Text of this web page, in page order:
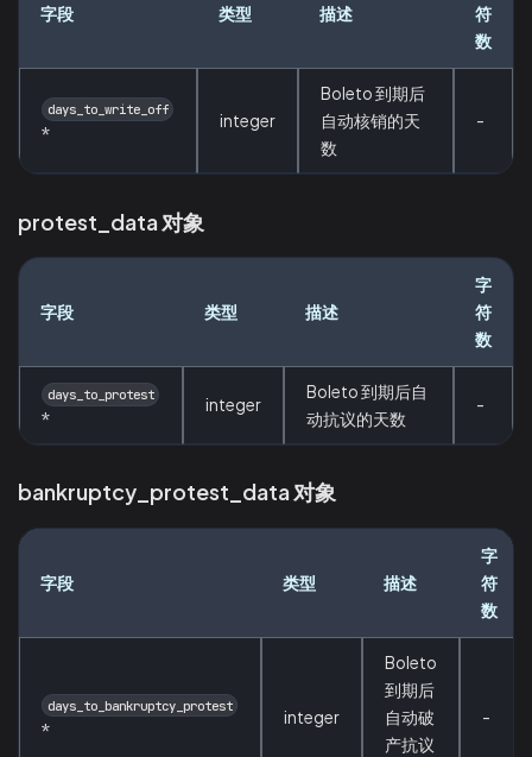
字段 类型 描述
符
数
days_to_write_off
*
integer
Boleto 到期后
自动核销的天
数
-
protest_data 对象
字段 类型 描述
字
符
数
days_to_protest
*
integer
Boleto 到期后自
动抗议的天数
-
bankruptcy_protest_data 对象
字段 类型 描述
字
符
数
days_to_bankruptcy_protest
*
integer
Boleto
到期后
自动破
产抗议
-